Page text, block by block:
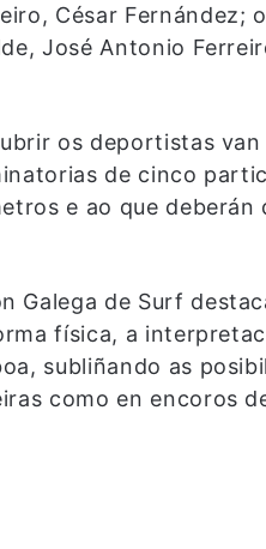
César Fernández;
José Antonio
os deportistas
de cinco
e ao que
Galega de Surf
física, a
subliñando as
como en encoros